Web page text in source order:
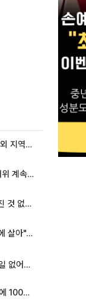
동해안은 시간당 80㎜ 폭우, 그 외 지역은 폭염…‘극과 극 날씨’
[내일 날씨] 폭염 한풀 꺾여도 무더위 계속⋯동해안 이틀 연속 비
임영웅, 어느덧 데뷔 10주년⋯"가진 것 없던 시절, 내 앞엔 20명의 팬뿐"
'굿 윌 헌팅' 배우 "기아 EV2 덕분에 살아"…교통사고 후 안전성 극찬
李대통령 “청년이 결혼 망설이는 일 없어야...제도상 불이익 조사”
놀란 감독 '오디세이', 개봉 4일 만에 100만 돌파⋯'왕사남' 보다 빠르다